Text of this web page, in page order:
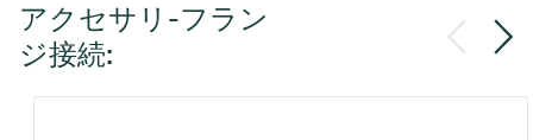
アクセサリ-フラン
ジ接続: